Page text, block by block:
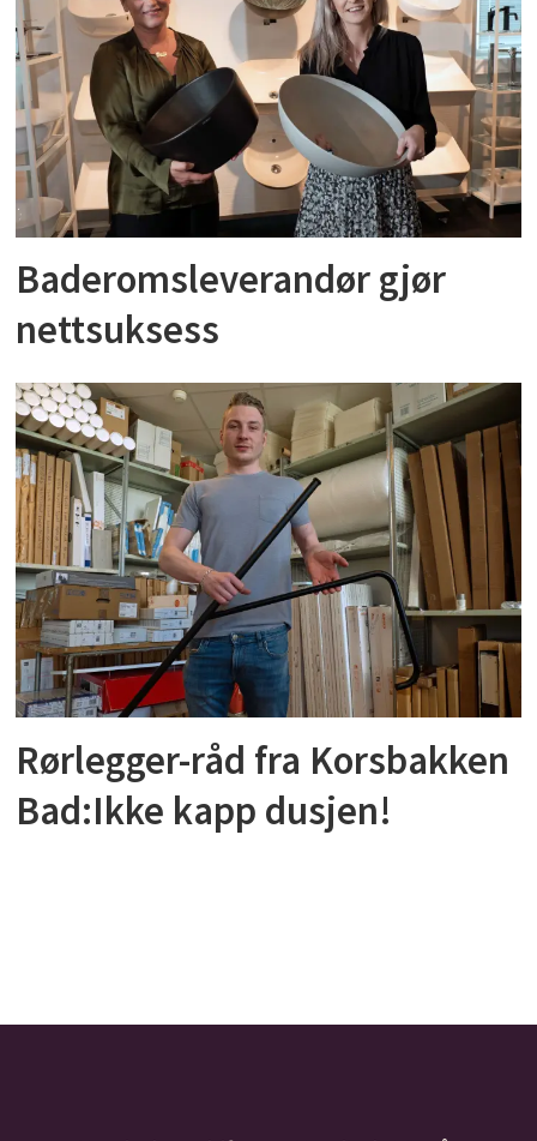
Baderomsleverandør gjør
nettsuksess
Rørlegger-råd fra Korsbakken
Bad:Ikke kapp dusjen!